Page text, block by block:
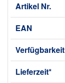
Artikel Nr.
EAN
Verfügbarkeit
Lieferzeit*